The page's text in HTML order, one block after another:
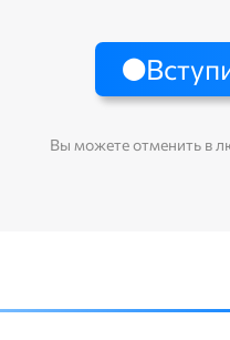
Вы можете отменить в